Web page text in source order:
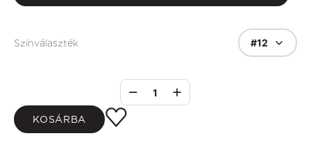
Színválaszték #12
1
KOSÁRBA